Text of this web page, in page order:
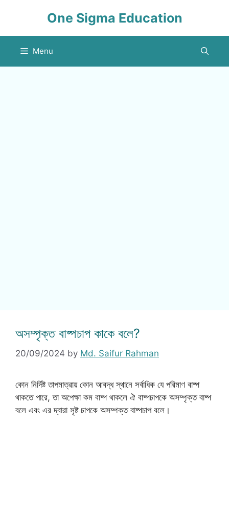
One Sigma Education
Menu
অসম্পৃক্ত বাষ্পচাপ কাকে বলে?
20/09/2024 by Md. Saifur Rahman
কোন নির্দিষ্ট তাপমাত্রায় কোন আবদ্ধ স্থানে সর্বাধিক যে পরিমাণ বাষ্প
থাকতে পারে, তা অপেক্ষা কম বাষ্প থাকলে ঐ বাষ্পচাপকে অসম্পৃক্ত বাষ্প
বলে এবং এর দ্বারা সৃষ্ট চাপকে অসম্পক্ত বাষ্পচাপ বলে।